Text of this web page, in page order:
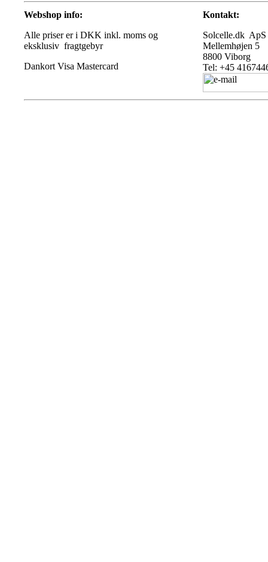
Webshop info:
Alle priser er i DKK inkl. moms og
eksklusiv fragtgebyr
Kontakt:
Solcelle.dk ApS
Mellemhøjen 5
8800 Viborg
Tel: +45